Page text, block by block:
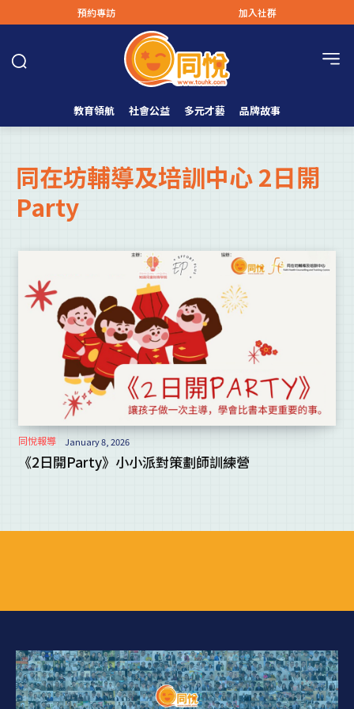
預約專訪 加入社群
教育領航 社會公益 多元才藝 品牌故事
同在坊輔導及培訓中心 2日開
Party
同悅報導 January 8, 2026
《2日開Party》小小派對策劃師訓練營